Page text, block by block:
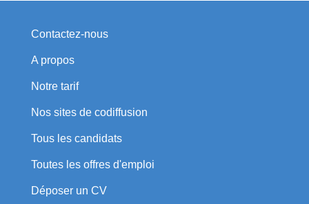
Contactez-nous
A propos
Notre tarif
Nos sites de codiffusion
Tous les candidats
Toutes les offres d'emploi
Déposer un CV